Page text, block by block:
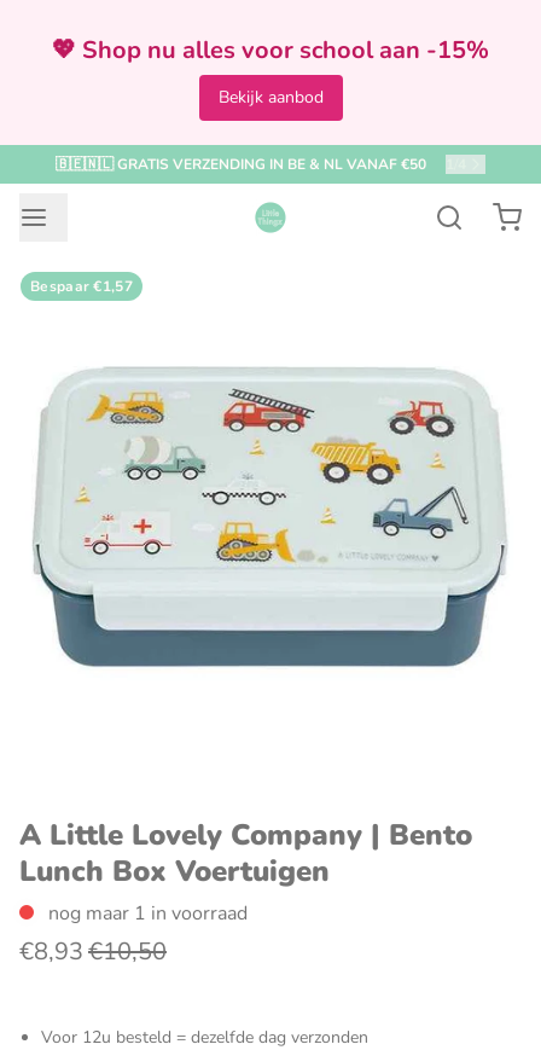
💖 Shop nu alles voor school aan -15%
Bekijk aanbod
🇧🇪🇳🇱 GRATIS VERZENDING IN BE & NL VANAF €50
Bespaar€1,57
A Little Lovely Company | Bento
Lunch Box Voertuigen
nog maar 1 in voorraad
€8,93€10,50
Voor 12u besteld = dezelfde dag verzonden